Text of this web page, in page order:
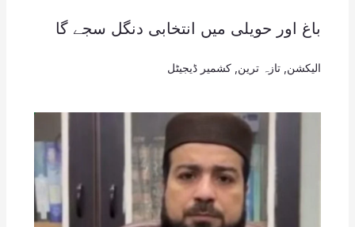
باغ اور حویلی میں انتخابی دنگل سجے گا
الیکشن تازہ ترین کشمیر ڈیجیٹل